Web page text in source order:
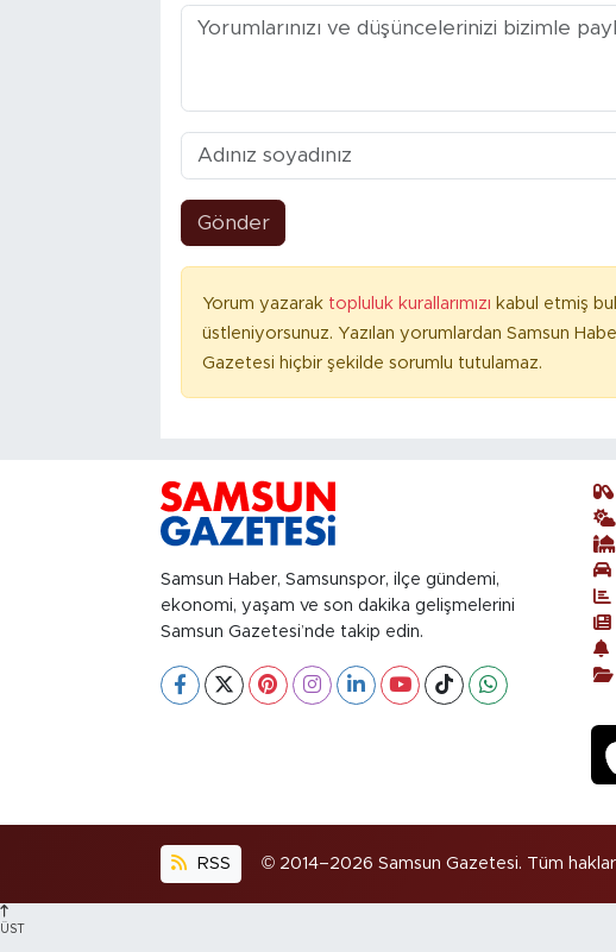
Gönder
Yorum yazarak topluluk kurallarımızı kabul etmiş
üstleniyorsunuz. Yazılan yorumlardan Samsun
Gazetesi hiçbir şekilde sorumlu tutulamaz.
Samsun Haber, Samsunspor, ilçe gündemi,
ekonomi, yaşam ve son dakika gelişmelerini
Samsun Gazetesi’nde takip edin.
RSS © 2014–2026 Samsun Gazetesi. Tüm hakları
ÜST